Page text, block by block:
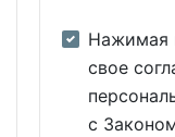
Нажимая
свое
с